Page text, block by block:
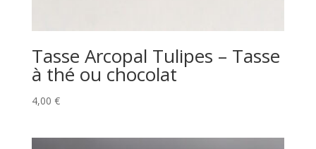
Tasse Arcopal Tulipes – Tasse
à thé ou chocolat
4,00 €